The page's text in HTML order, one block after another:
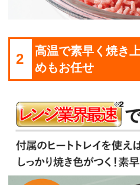
2
高温で素早く焼き
めもお任せ